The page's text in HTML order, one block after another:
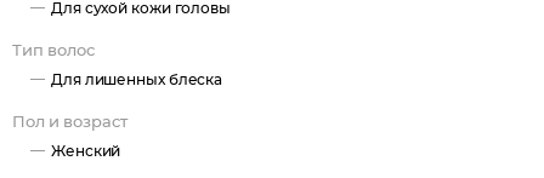
Для сухой кожи головы
Тип волос
Для лишенных блеска
Пол и возраст
Женский